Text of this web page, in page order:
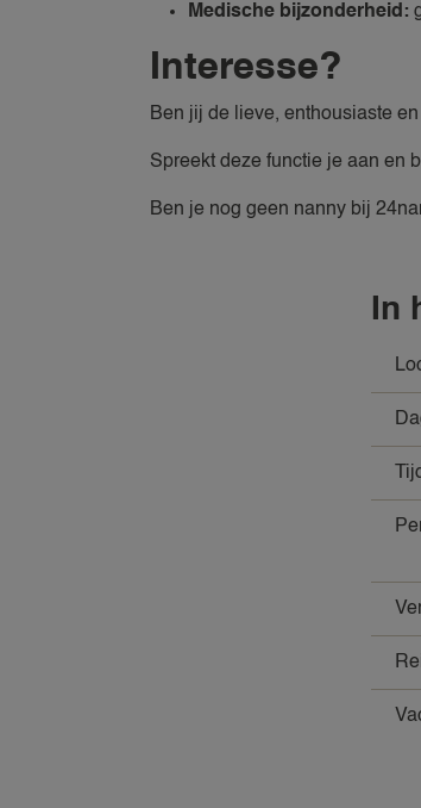
Medische bijzonderheid:
Interesse?
Ben jij de lieve, enthousiaste
Spreekt deze functie je aan en
Ben je nog geen nanny bij
In